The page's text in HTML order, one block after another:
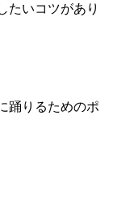
たいコツがあり
踊りるためのポ